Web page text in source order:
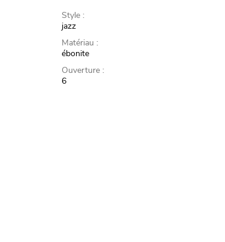
Style :
jazz
Matériau :
ébonite
Ouverture :
6